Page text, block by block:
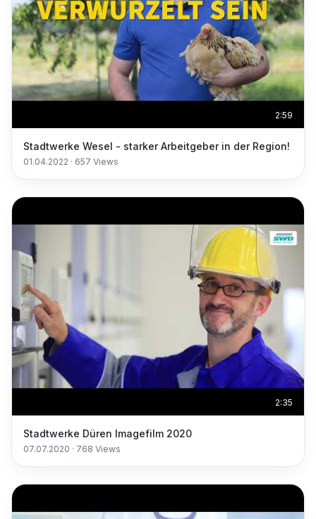
2:59
Stadtwerke Wesel - starker Arbeitgeber in der Region!
01.04.2022 · 657 Views
2:35
Stadtwerke Düren Imagefilm 2020
07.07.2020 · 768 Views